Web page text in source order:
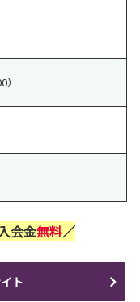
会金無料／
ト